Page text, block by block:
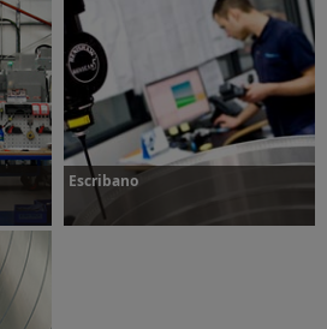
Escribano